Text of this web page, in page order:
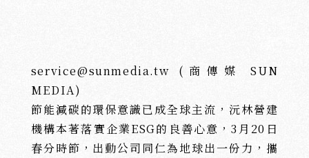
service@sunmedia.tw (商傳媒 SUN
MEDIA)
節能減碳的環保意識已成全球主流，沅林營建
機構本著落實企業ESG的良善心意，3月20日
春分時節，出動公司同仁為地球出一份力，攜